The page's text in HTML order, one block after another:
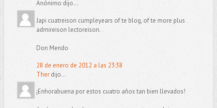
Anónimo dijo...
Japi cuatreison cumpleyears of te blog, of te more plus
admireison lectoreison.
Don Mendo
28 de enero de 2012 a las 23:38
Therdijo...
¡Enhorabuena por estos cuatro años tan bien llevados!